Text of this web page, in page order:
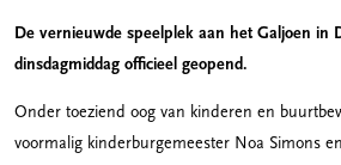
De vernieuwde speelplek aan het Galjoen in
dinsdagmiddag officieel geopend.
Onder toeziend oog van kinderen en
voormalig kinderburgemeester Noa Simons